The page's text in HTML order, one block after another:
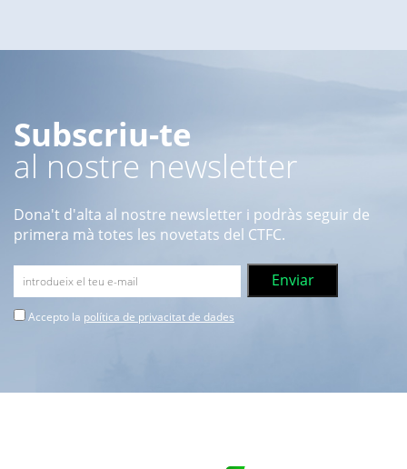
Subscriu-te
al nostre newsletter
Dona't d'alta al nostre newsletter i podràs seguir de
primera mà totes les novetats del CTFC.
Accepto la política de privacitat de dades